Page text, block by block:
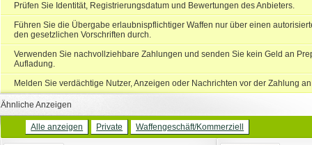
Prüfen Sie Identität, Registrierungsdatum und Bewertungen des Anbieters.
Führen Sie die Übergabe erlaubnispflichtiger Waffen nur über einen
den gesetzlichen Vorschriften durch.
Verwenden Sie nachvollziehbare Zahlungen und senden Sie kein Geld an
Aufladung.
Melden Sie verdächtige Nutzer, Anzeigen oder Nachrichten vor der Zahlung
Ähnliche Anzeigen
Alle anzeigen Private Waffengeschäft/Kommerziell